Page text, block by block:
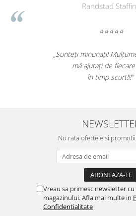
Table magnetice (whiteboard-uri)
Electronice si accesorii tech
Adaptoare de calatorie
Incarcatoare wireless
Incarcatoare cu fir si auto
Ceasuri smart - Smartwatch
Baterii externe - Powerbanks
Accesorii localizare (FindMy)
Cartuse, tonere, consumabile PC
Standuri PC si suporturi
ergonomice
Randstad
⭐⭐⭐⭐⭐
„Sunteți minunați!
mă ajutați de
în timp scurt!!!”
Nu rata ofertele si
Vreau sa primesc newsletter
magazinului. Afla mai multe in
Confidentialitate